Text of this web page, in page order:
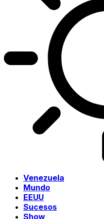
Venezuela
Mundo
EEUU
Sucesos
Show